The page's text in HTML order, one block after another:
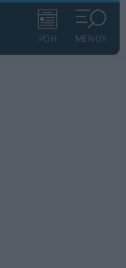
ΡΟΗ ΜΕΝΟΥ